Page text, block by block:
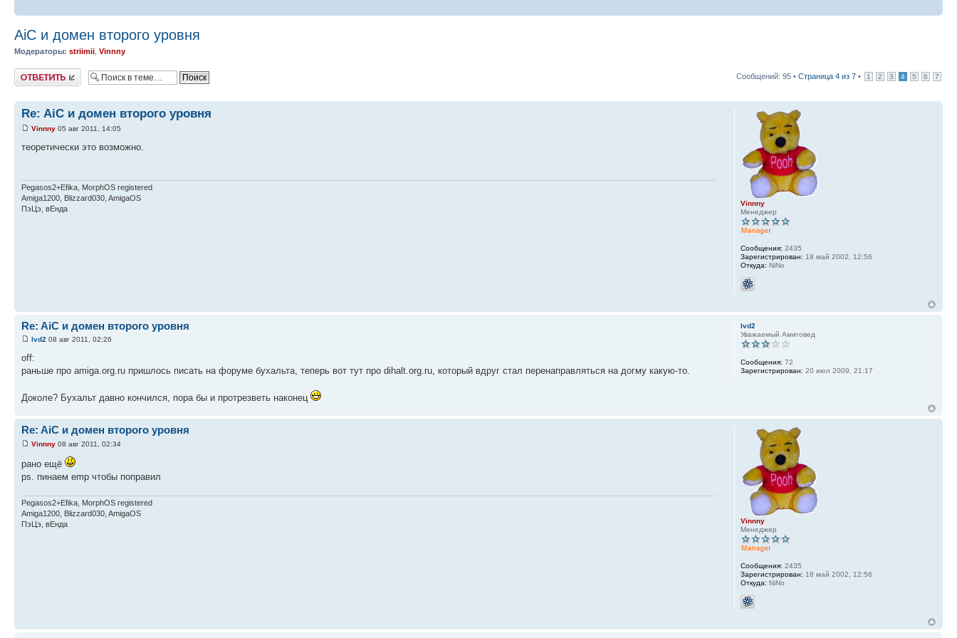
AiC и домен второго уровня
Модераторы: striimii Vinnny
Ответить Сообщений: 95 • Страница 4 из 7 • 1 2 3 4 5 6 7
Re: AiC и домен второго уровня
Vinnny 05 авг 2011, 14:05
теоретически это возможно.
Pegasos2+Efika, MorphOS registered
Amiga1200, Blizzard030, AmigaOS
ПэЦэ, вЕнда
Vinnny
Менеджер
Сообщения: 2435
Зарегистрирован: 18 май 2002, 12:56
Откуда: NiNo
Re: AiC и домен второго уровня
lvd2 08 авг 2011, 02:26
off:
раньше про amiga.org.ru пришлось писать на форуме бухальта, теперь вот тут про dihalt.org.ru, который вдруг стал перенаправляться на догму какую-то.
Доколе? Бухальт давно кончился, пора бы и протрезветь наконец
lvd2
Уважаемый Амиговед
Сообщения: 72
Зарегистрирован: 20 июл 2009, 21:17
Re: AiC и домен второго уровня
Vinnny 08 авг 2011, 02:34
рано ещё
ps. пинаем emp чтобы поправил
Pegasos2+Efika, MorphOS registered
Amiga1200, Blizzard030, AmigaOS
ПэЦэ, вЕнда
Vinnny
Менеджер
Сообщения: 2435
Зарегистрирован: 18 май 2002, 12:56
Откуда: NiNo